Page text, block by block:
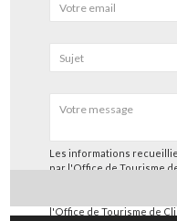
Les informations
par l'Office de Tourisme
utilisées que pour nous
l'Office de Tourisme de